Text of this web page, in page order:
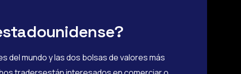
del mundo y las dos bolsas de valores más